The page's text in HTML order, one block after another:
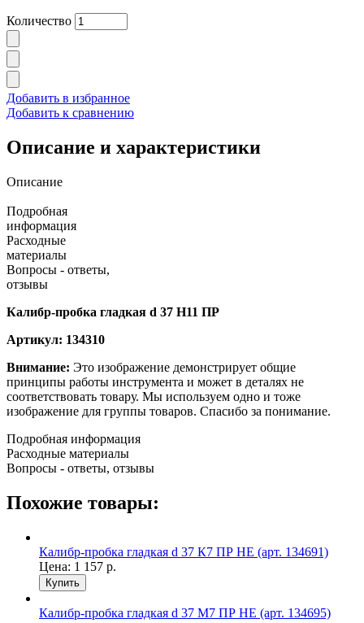
Количество
Добавить в избранное
Добавить к сравнению
Описание и характеристики
Описание
Подробная
информация
Расходные
материалы
Вопросы - ответы,
отзывы
Калибр-пробка гладкая d 37 Н11 ПР
Артикул: 134310
Внимание: Это изображение демонстрирует общие
принципы работы инструмента и может в деталях не
соответствовать товару. Мы используем одно и тоже
изображение для группы товаров. Спасибо за понимание.
Подробная информация
Расходные материалы
Вопросы - ответы, отзывы
Похожие товары:
Калибр-пробка гладкая d 37 К7 ПР НЕ (арт. 134691)
Цена: 1 157 р.
Купить
Калибр-пробка гладкая d 37 М7 ПР НЕ (арт. 134695)